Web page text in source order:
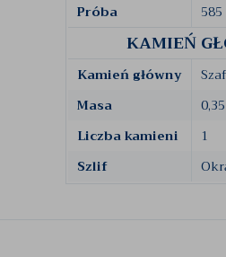
Próba
585
KAMIEŃ
Kamień główny
Masa
0,35
Liczba kamieni
1
Szlif